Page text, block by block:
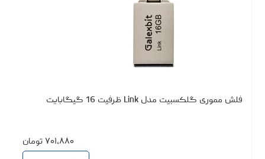
فلش مموری گلکسبیت مدل Link ظرفیت 16 گیگابایت
۷۰۱،۸۸۰ تومان